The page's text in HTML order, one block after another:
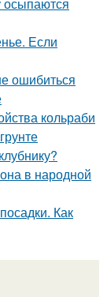
осыпаются
Если
ошибиться
кольраби
в народной
Как